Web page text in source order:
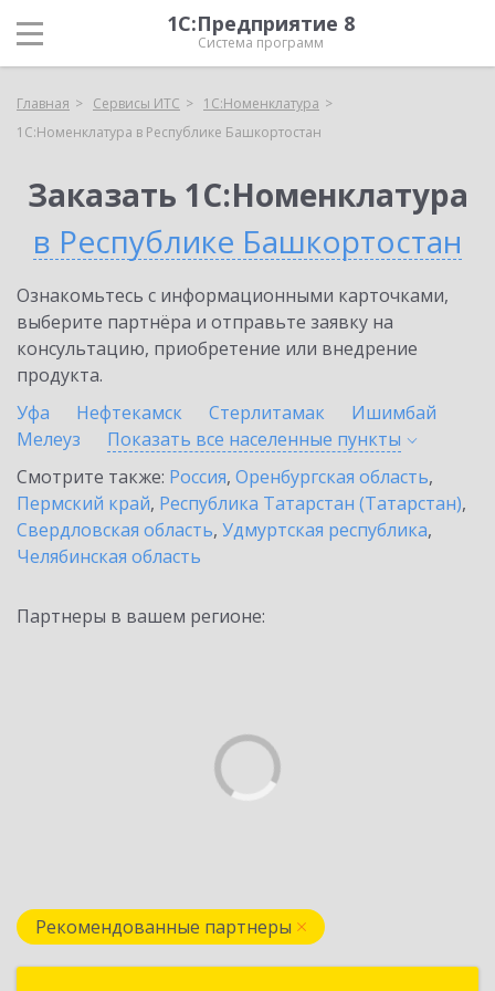
1С:Предприятие 8
Система программ
Главная Сервисы ИТС
1С:Номенклатура
1С:Номенклатура в Республике Башкортостан
Заказать 1С:Номенклатура
в Республике Башкортостан
Ознакомьтесь с информационными карточками,
выберите партнёра и отправьте заявку на
консультацию, приобретение или внедрение
продукта.
Уфа
Нефтекамск Стерлитамак
Ишимбай
Мелеуз
Показать все населенные пункты
Смотрите также: Россия, Оренбургская область,
Пермский край, Республика Татарстан (Татарстан),
Свердловская область, Удмуртская республика,
Челябинская область
Партнеры в вашем регионе:
Рекомендованные партнеры